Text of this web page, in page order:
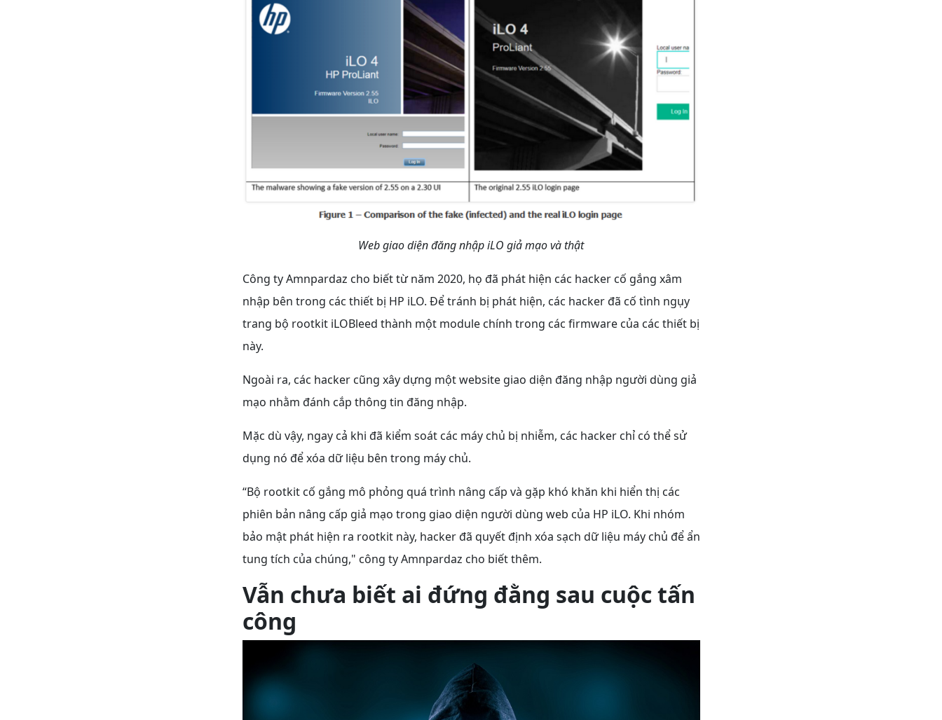
Web giao diện đăng nhập iLO giả mạo và thật
Công ty Amnpardaz cho biết từ năm 2020, họ đã phát hiện các hacker cố gắng xâm
nhập bên trong các thiết bị HP iLO. Để tránh bị phát hiện, các hacker đã cố tình ngụy
trang bộ rootkit iLOBleed thành một module chính trong các firmware của các thiết bị
này.
Ngoài ra, các hacker cũng xây dựng một website giao diện đăng nhập người dùng giả
mạo nhằm đánh cắp thông tin đăng nhập.
Mặc dù vậy, ngay cả khi đã kiểm soát các máy chủ bị nhiễm, các hacker chỉ có thể sử
dụng nó để xóa dữ liệu bên trong máy chủ.
“Bộ rootkit cố gắng mô phỏng quá trình nâng cấp và gặp khó khăn khi hiển thị các
phiên bản nâng cấp giả mạo trong giao diện người dùng web của HP iLO. Khi nhóm
bảo mật phát hiện ra rootkit này, hacker đã quyết định xóa sạch dữ liệu máy chủ để ẩn
tung tích của chúng," công ty Amnpardaz cho biết thêm.
Vẫn chưa biết ai đứng đằng sau cuộc tấn
công